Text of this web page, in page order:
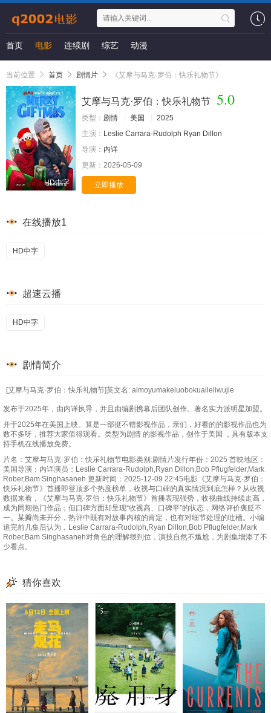
首页 电影 连续剧 综艺 动漫
当前位置 首页 剧情片 《艾摩与马克·罗伯：快乐礼物节》
HD中字
艾摩与马克·罗伯：快乐礼物节 5.0
类型： 剧情 美国
2025
主演： Leslie Carrara-Rudolph Ryan Dillon
导演： 内详
更新： 2026-05-09
立即播放
在线播放1
HD中字
超速云播
HD中字
剧情简介
[艾摩与马克·罗伯：快乐礼物节]英文名: aimoyumakeluobokuaileliwujie
发布于2025年，由内详执导，并且由编剧携幕后团队创作。著名实力派明星加盟。
并于2025年在美国上映。算是一部挺不错影视作品，亲们，好看的的影视作品也为
数不多呀，推荐大家值得观看。类型为剧情 的影视作品，创作于美国 ，具有版本支
持手机在线播放免费。
片名：艾摩与马克·罗伯：快乐礼物节电影类别:剧情片发行年份：2025 首映地区：
美国导演：内详演员：Leslie Carrara-Rudolph,Ryan Dillon,Bob Pflugfelder,Mark
Rober,Bam Singhasaneh 更新时间：2025-12-09 22:45电影《艾摩与马克·罗伯：
快乐礼物节》首播即登顶多个热度榜单，收视与口碑的真实情况到底怎样？从收视
数据来看，《艾摩与马克·罗伯：快乐礼物节》首播表现强势，收视曲线持续走高，
成为同期热门作品；但口碑方面却呈现“收视高、口碑平”的状态，网络评价褒贬不
一。某瓣尚未开分，热评中既有对故事内核的肯定，也有对细节处理的吐槽。小编
追完前几集后认为，Leslie Carrara-Rudolph,Ryan Dillon,Bob Pflugfelder,Mark
Rober,Bam Singhasaneh对角色的理解很到位，演技自然不尴尬，为剧集增添了不
少看点。
猜你喜欢